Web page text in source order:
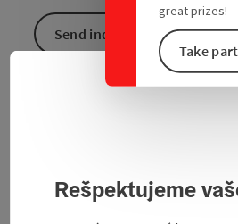
great prizes!
Take
Send inquiry
To the website
Rešpektujeme